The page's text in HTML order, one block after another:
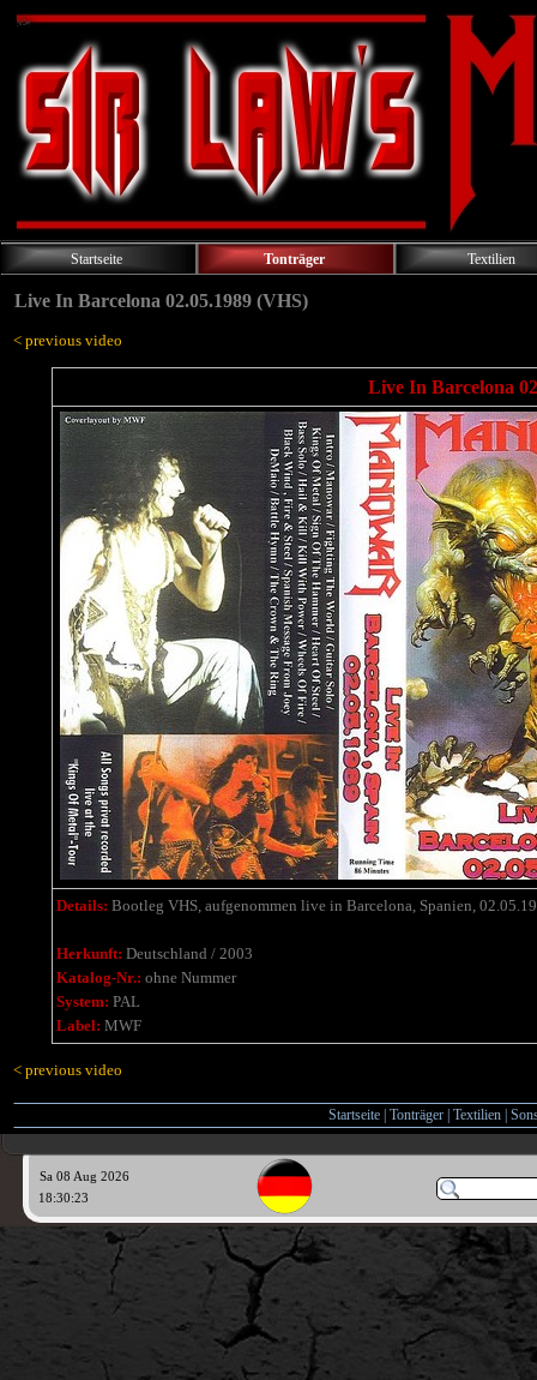
Startseite Tonträger Textilien
Live In Barcelona 02.05.1989 (VHS)
< previous video
Live In Barcelona
Details: Bootleg VHS, aufgenommen live in Barcelona, Spanien, 02.05.
Herkunft: Deutschland / 2003
Katalog-Nr.: ohne Nummer
System: PAL
Label: MWF
< previous video
Startseite Tonträger Textilien
Sa 08 Aug 2026
18:30:24